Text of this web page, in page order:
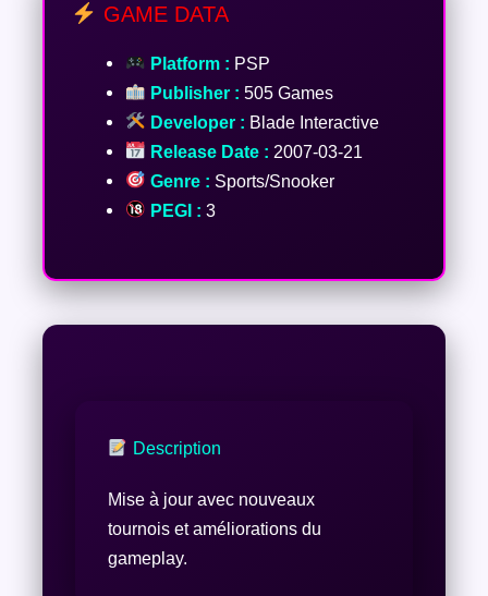
GAME DATA
Platform : PSP
Publisher : 505 Games
Developer : Blade Interactive
Release Date : 2007-03-21
Genre : Sports/Snooker
PEGI : 3
Description
Mise à jour avec nouveaux
tournois et améliorations du
gameplay.